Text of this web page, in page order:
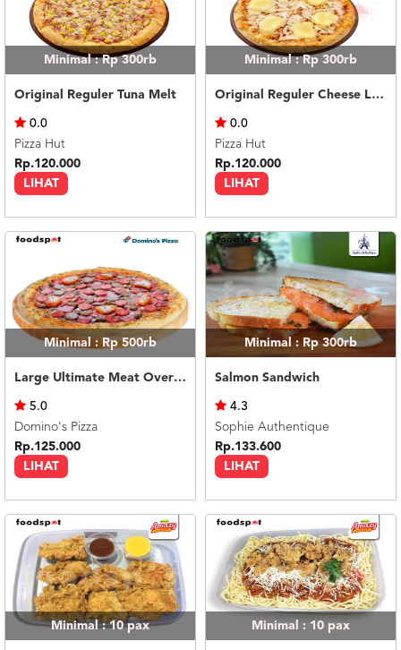
Minimal : Rp 300rb
Original Reguler Tuna Melt
LIHAT
0.0
Pizza Hut
Rp.120.000
Minimal : Rp 300rb
Original Reguler Cheese Lovers
LIHAT
0.0
Pizza Hut
Rp.120.000
Minimal : Rp 500rb
Large Ultimate Meat Overload
LIHAT
5.0
Domino's Pizza
Rp.125.000
Minimal : Rp 300rb
Salmon Sandwich
LIHAT
4.3
Sophie Authentique
Rp.133.600
Minimal : 10pax Minimal : 10 pax